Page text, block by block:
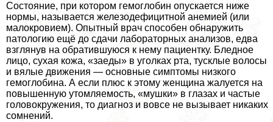
Состояние, при котором гемоглобин опускается ниже
нормы, называется железодефицитной анемией (или
малокровием). Опытный врач способен обнаружить
патологию ещё до сдачи лабораторных анализов, едва
взглянув на обратившуюся к нему пациентку. Бледное
лицо, сухая кожа, «заеды» в уголках рта, тусклые волосы
и вялые движения — основные симптомы низкого
гемоглобина. А если плюс к этому женщина жалуется на
повышенную утомляемость, «мушки» в глазах и частые
головокружения, то диагноз и вовсе не вызывает никаких
сомнений.